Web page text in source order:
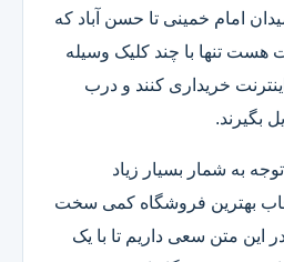
امام خمینی تا حسن آباد که
هست تنها با چند کلیک وسیله
خریداری کنند و درب
بگیرند.
به شمار بسیار زیاد
بهترین فروشگاه کمی سخت
این متن سعی داریم تا با یک